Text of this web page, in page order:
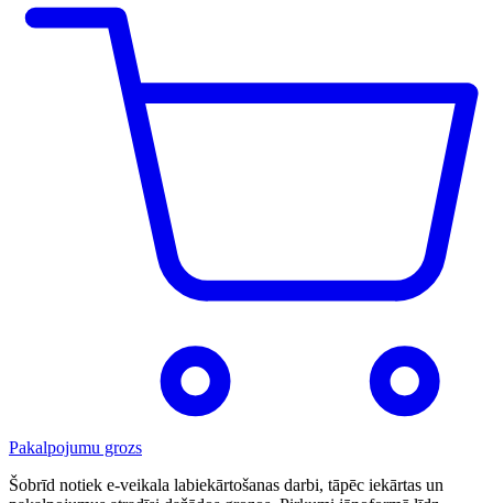
Pakalpojumu grozs
Šobrīd notiek e-veikala labiekārtošanas darbi, tāpēc iekārtas un